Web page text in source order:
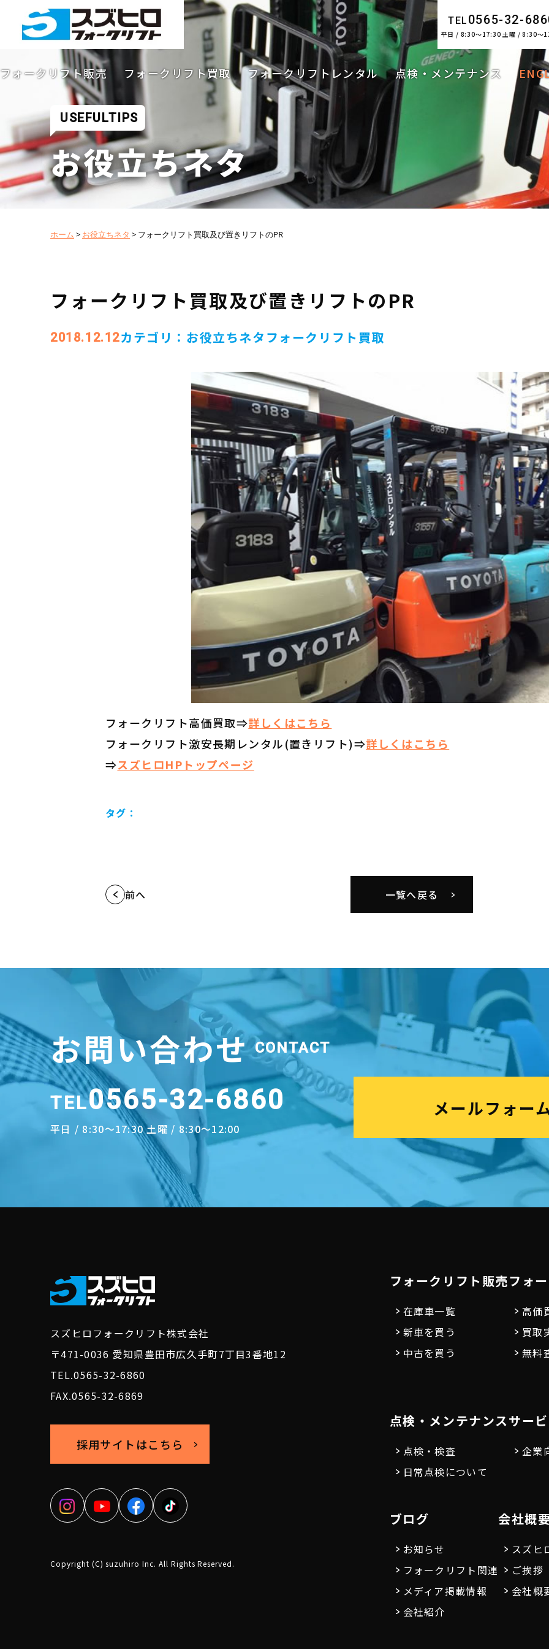
TEL 0565-32-
平日 / 8:30～17:30 土曜 / 8:30～
フォークリフト販売 フォークリフト買取 フォークリフトレンタル 点検・メンテナンス
USEFULTIPS
お役立ちネタ
ホーム > お役立ちネタ > フォークリフト買取及び置きリフトのPR
フォークリフト買取及び置きリフトのPR
2018.12.12カテゴリ： お役立ちネタ フォークリフト買取
フォークリフト高価買取⇒詳しくはこちら
フォークリフト激安長期レンタル(置きリフト)⇒詳しくはこちら
⇒スズヒロHPトップページ
タグ：
前へ 一覧へ戻る
お問い合わせ CONTACT
TEL0565-32-6860
平日 / 8:30～17:30 土曜 / 8:30～12:00
メールフォー
スズヒロフォークリフト株式会社
〒471-0036 愛知県豊田市広久手町7丁目3番地12
TEL.0565-32-6860
FAX.0565-32-6869
採用サイトはこちら
Copyright (C) suzuhiro Inc. All Rights Reserved.
フォークリフト販売
在庫車一覧
新車を買う
中古を買う
フォ
高価
買取
無料
点検・メンテナンス
点検・検査
日常点検について
サー
企業
ブログ
お知らせ
フォークリフト関連
メディア掲載情報
会社紹介
会社概
スズヒ
ご挨拶
会社概